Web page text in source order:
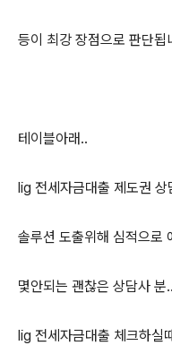
등이 최강 장점으로 판단됩
테이블아래..
lig 전세자금대출 제도권
솔루션 도출위해 심적으로
몇안되는 괜찮은 상담사
lig 전세자금대출 체크하실